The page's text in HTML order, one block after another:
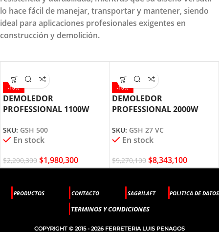
lo hace fácil de manejar, transportar y mantener, siendo
ideal para aplicaciones profesionales exigentes en
construcción y demolición.
-10%
DEMOLEDOR
PROFESSIONAL 1100W
SKU: GSH 500
En stock
$2,200,300 $1,980,300
-10%
DEMOLEDOR
PROFESSIONAL 2000W
SKU: GSH 27 VC
En stock
$9,270,100 $8,343,100
PRODUCTOS CONTACTO SAGRILAFT POLITICA DE DATOS
TERMINOS Y CONDICIONES
COPYRIGHT © 2015 - 2026 FERRETERIA LUIS PENAGOS